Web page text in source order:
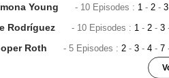
Young - 10 Episodes : 1 - 2 - 3
Rodríguez - 10 Episodes : 1 - 2 - 3
Roth - 5 Episodes : 2 - 3 - 4 - 7